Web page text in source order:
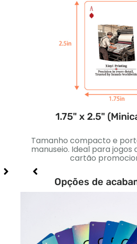
1.75" x 2.5"
Tamanho compacto e
manuseio. Ideal para jogos
cartão
Opções de